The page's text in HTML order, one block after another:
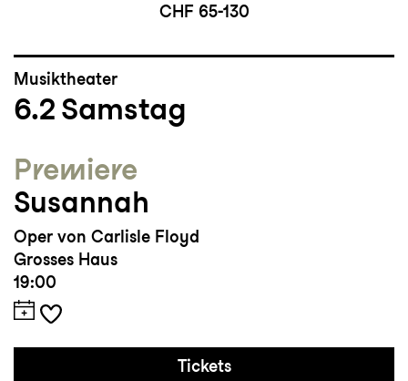
CHF 65-130
Musiktheater
6.2 Samstag
Premiere
Susannah
Oper von Carlisle Floyd
Grosses Haus
19:00
Tickets